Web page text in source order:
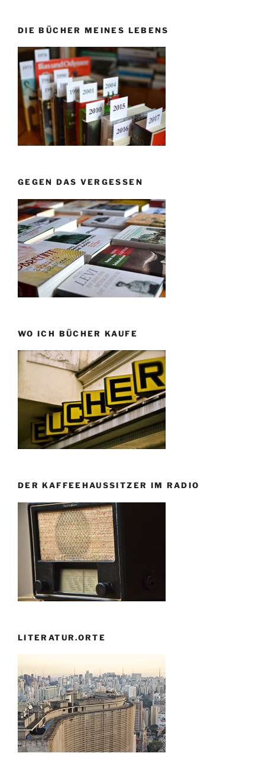
DIE BÜCHER MEINES LEBENS
GEGEN DAS VERGESSEN
WO ICH BÜCHER KAUFE
DER KAFFEEHAUSSITZER IM RADIO
LITERATUR.ORTE